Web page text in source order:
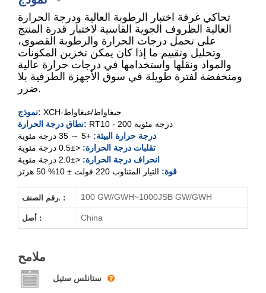
XCH-100GW
XCH-250GW
XCH-1000GW
XCH-100GWH
XCH-250GWH
XCH-500GWH
XCH-1000GWH
تحاكي غرفة اختبار الرطوبة العالية ودرجة الحرارة
العالية الظروف الجوية القاسية لاختبار قدرة المنتج
على تحمل درجات الحرارة والرطوبة القصوى،
وتحليل وتقييم ما إذا كان يمكن تخزين المكونات
والمواد ونقلها واستخدامها في درجات حرارة عالية
ومنخفضة لفترة طويلة في سوق الأجهزة الطرفية بلا
ضرر.
نموذج:
XCH-جيغاواط/غيغاواط
نطاق درجة الحرارة:
RT10 - 200 درجة مئوية
درجة حرارة البيئة: +5 ～ 35 درجة مئوية
تقلبات درجة الحرارة: <±0.5 درجة مئوية
انحراف درجة الحرارة: <±2.0 درجة مئوية
قوة: التيار المتناوب 220 فولت ± 10% 50 هرتز
رقم الصنف. : 100 GW/GWH~1000JSB GW/GWH
أصل : China
ملامح
ستانلس ستيل